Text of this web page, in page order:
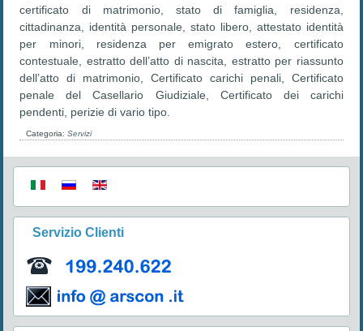
certificato di matrimonio, stato di famiglia, residenza,
cittadinanza, identità personale, stato libero, attestato identità
per minori, residenza per emigrato estero, certificato
contestuale, estratto dell’atto di nascita, estratto per riassunto
dell’atto di matrimonio, Certificato carichi penali, Certificato
penale del Casellario Giudiziale, Certificato dei carichi
pendenti, perizie di vario tipo.
Categoria:Servizi
Servizio Clienti
Turismo industriale, Artigianato Artistico e
Mercoledì, 27 Agosto 2014
Il lusso è artigianale, ovvero, prodotti fuori standard
ARSCON da tempo ha iniziato a proporsi quale fornitore di